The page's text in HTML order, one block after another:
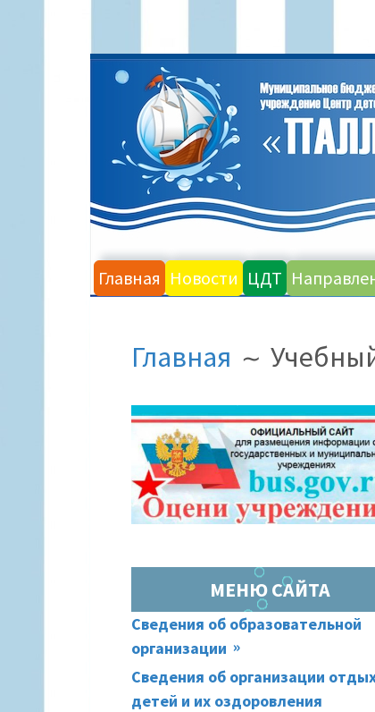
Главная Новости ЦДТ
Главная
МЕНЮ САЙТА
Сведения об образовательной
организации
Сведения об организации
детей и их оздоровления